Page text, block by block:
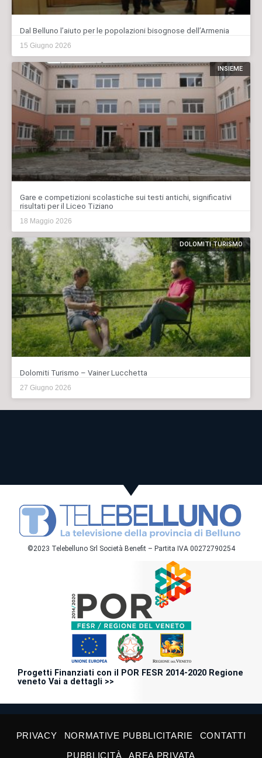
Dal Belluno l’aiuto per le popolazioni bisognose dell’Armenia
15 Giugno 2026
INSIEME
Gare e competizioni scolastiche sui testi antichi, significativi
risultati per il Liceo Tiziano
18 Maggio 2026
DOLOMITI TURISMO
Dolomiti Turismo – Vainer Lucchetta
27 Giugno 2026
©2023 Telebelluno Srl Società Benefit – Partita IVA 00272790254
Progetti Finanziati con il POR FESR 2014-2020 Regione
veneto Vai a dettagli >>
PRIVACY NORMATIVE PUBBLICITARIE
CONTATTI
PUBBLICITÀ
AREA PRIVATA